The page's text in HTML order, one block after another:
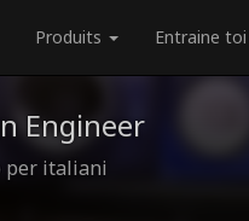
Produits Entraine toi
Engineer
per italiani